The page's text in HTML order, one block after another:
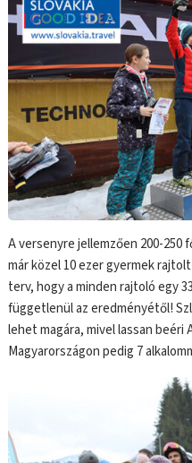
A versenyre jellemzően 200-
már közel 10 ezer gyermek
terv, hogy a minden rajtoló egy
függetlenül az eredményétől!
lehet magára, mivel lassan
Magyarországon pedig 7